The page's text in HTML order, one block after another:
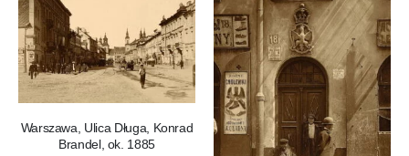
Warszawa, Ulica Długa, Konrad
Brandel, ok. 1885